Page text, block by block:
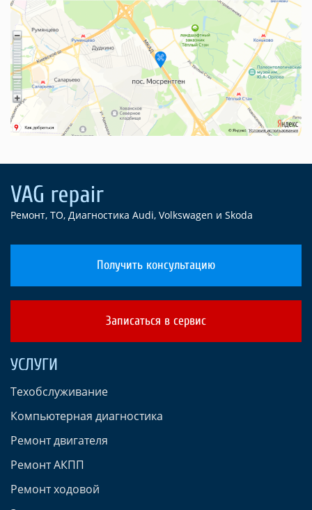
Ремонт, ТО, Диагностика Audi, Volkswagen и Skoda
Получить консультацию
Записаться в сервис
УСЛУГИ
Техобслуживание
Компьютерная диагностика
Ремонт двигателя
Ремонт АКПП
Ремонт ходовой